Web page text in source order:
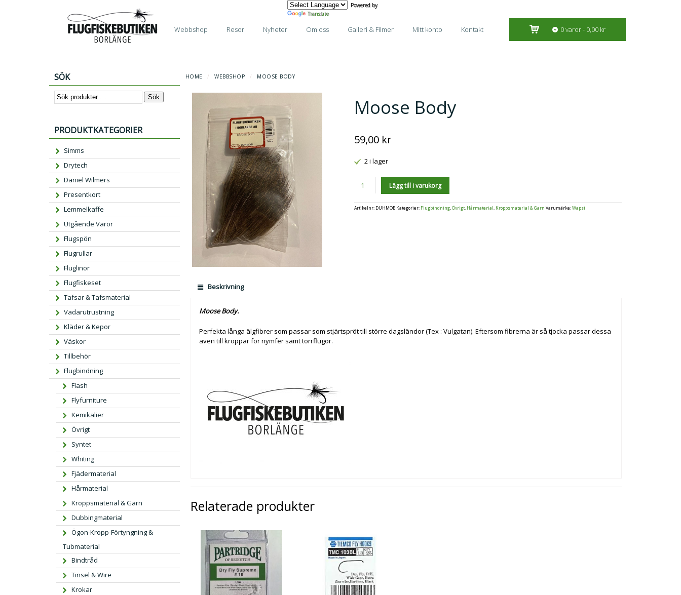
Powered by
Translate
Start Webbshop Resor Nyheter Om oss Galleri & Filmer Mitt konto Kontakt 0 varor 0,00 kr
HOME / WEBBSHOP / MOOSE BODY
Moose Body
59,00 kr
2 i lager
Antal Lägg till i varukorg
Artikelnr: DUHMOB Kategorier: Flugbindning,Övrigt, Hårmaterial, Kroppsmaterial & Garn Varumärke:Wapsi
Beskrivning
Moose Body.
Perfekta långa älgfibrer som passar som stjärtspröt till större dagsländor (Tex : Vulgatan). Eftersom fibrerna är så tjocka passar dessa
även till kroppar för nymfer samt torrflugor.
Relaterade produkter
SÖK
Sök
PRODUKTKATEGORIER
Simms
Drytech
Daniel Wilmers
Presentkort
Lemmelkaffe
Utgående Varor
Flugspön
Flugrullar
Fluglinor
Flugfiskeset
Tafsar & Tafsmaterial
Vadarutrustning
Kläder & Kepor
Väskor
Tillbehör
Flugbindning
Flash
Flyfurniture
Kemikalier
Övrigt
Syntet
Whiting
Fjädermaterial
Hårmaterial
Kroppsmaterial & Garn
Dubbingmaterial
Ögon-Kropp-Förtyngning &
Tubmaterial
Bindtråd
Tinsel & Wire
Krokar